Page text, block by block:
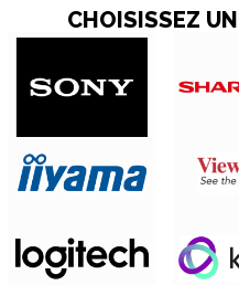
CHOISISSEZ